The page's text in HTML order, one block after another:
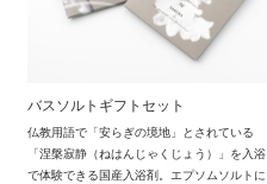
バスソルトギフトセット
仏教用語で「安らぎの境地」とされている
「涅槃寂静（ねはんじゃくじょう）」を入浴
で体験できる国産入浴剤。エプソムソルトに